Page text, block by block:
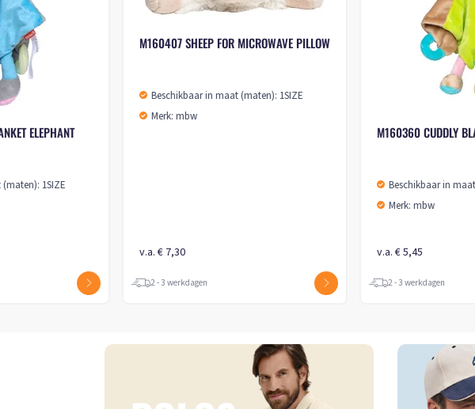
M160882 CUDDLY BLANKET ELEPHANT
Beschikbaar in maat (maten): 1SIZE
2 - 3 werkdagen
M160407 SHEEP FOR MICROWAVE PILLOW
Beschikbaar in maat (maten): 1SIZE
2 - 3 werkdagen